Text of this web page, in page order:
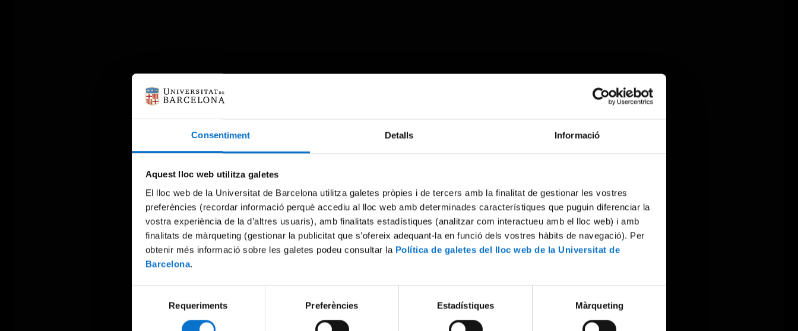
Consentiment Detalls Informació
Aquest lloc web utilitza galetes
El lloc web de la Universitat de Barcelona utilitza galetes pròpies i de tercers amb la finalitat de gestionar les vostres
preferències (recordar informació perquè accediu al lloc web amb determinades característiques que puguin diferenciar la
vostra experiència de la d’altres usuaris), amb finalitats estadístiques (analitzar com interactueu amb el lloc web) i amb
finalitats de màrqueting (gestionar la publicitat que s’ofereix adequant-la en funció dels vostres hàbits de navegació). Per
obtenir més informació sobre les galetes podeu consultar la Política de galetes del lloc web de la Universitat de
Barcelona.
Requeriments Preferències Estadístiques Màrqueting
An error occurred, please try again later.
Try again